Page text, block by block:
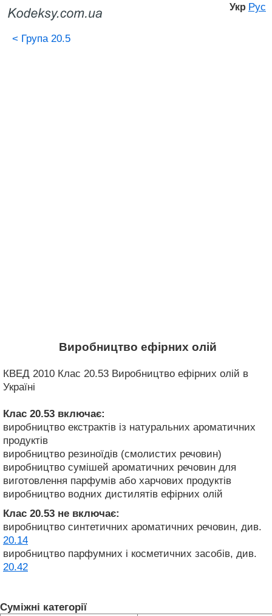
Укр Рус
< Група 20.5
Виробництво ефірних олій
КВЕД 2010 Клас 20.53 Виробництво ефірних олій в
Україні
Клас 20.53 включає:
виробництво екстрактів із натуральних ароматичних
продуктів
виробництво резиноїдів (смолистих речовин)
виробництво сумішей ароматичних речовин для
виготовлення парфумів або харчових продуктів
виробництво водних дистилятів ефірних олій
Клас 20.53 не включає:
виробництво синтетичних ароматичних речовин, див.
20.14
виробництво парфумних і косметичних засобів, див.
20.42
Суміжні категорії